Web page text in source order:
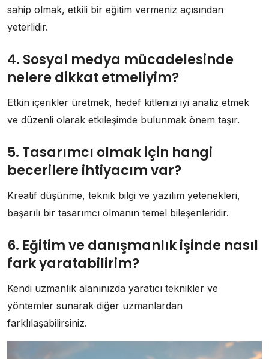
sahip olmak, etkili bir eğitim vermeniz açısından
yeterlidir.
4. Sosyal medya mücadelesinde
nelere dikkat etmeliyim?
Etkin içerikler üretmek, hedef kitlenizi iyi analiz etmek
ve düzenli olarak etkileşimde bulunmak önem taşır.
5. Tasarımcı olmak için hangi
becerilere ihtiyacım var?
Kreatif düşünme, teknik bilgi ve yazılım yetenekleri,
başarılı bir tasarımcı olmanın temel bileşenleridir.
6. Eğitim ve danışmanlık işinde nasıl
fark yaratabilirim?
Kendi uzmanlık alanınızda yaratıcı teknikler ve
yöntemler sunarak diğer uzmanlardan
farklılaşabilirsiniz.